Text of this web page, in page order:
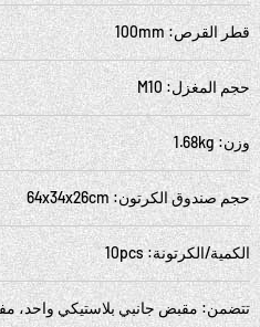
قطر القرص: 100mm
حجم المغزل: M10
وزن: 1.68kg
حجم صندوق الكرتون: 64x34x26cm
الكمية/الكرتونة: 10pcs
تتضمن: مقبض جانبي بلاستيكي واحد،